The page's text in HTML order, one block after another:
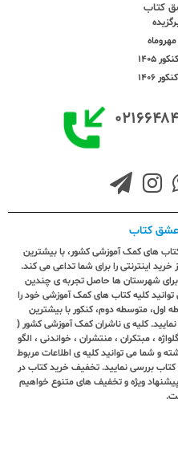
کتاب
1405
1406
کتاب
های کمک آموزشی کشور، با بیشترین
اینترنتی را برای شما تداعی می کند.
کاری برای شهرستان ها حاصل تجربه ی چندین
کلیه کتاب های کمک آموزشی خود را
اول، متوسطه دوم، کنکور با بیشترین
کلیه ی ناشران کمک آموزشی کشور (
، مبتکران ، منتشران ، خواندنی ، الگو
و شما می توانید کلیه ی اطلاعات مربوط
بررسی نمایید. تخفیف خرید کتاب در
ویژه و تخفیف های متنوع خواهیم